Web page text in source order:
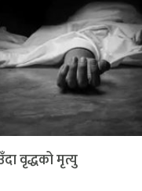
वृद्धको मृत्यु